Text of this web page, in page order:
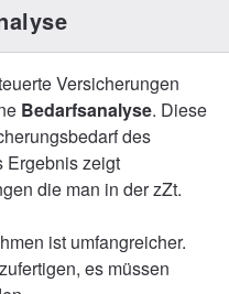
Versicherungen
Bedarfsanalyse. Diese
des
Ergebnis zeigt
die man in der zZt.
ist umfangreicher.
es müssen